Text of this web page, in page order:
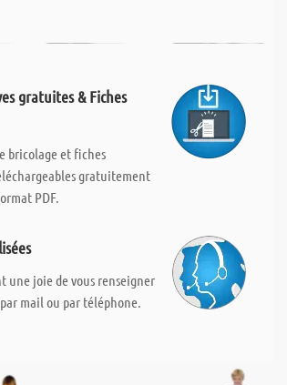
gratuites & Fiches
bricolage et fiches
gratuitement
PDF.
une joie de vous renseigner
mail ou par téléphone.